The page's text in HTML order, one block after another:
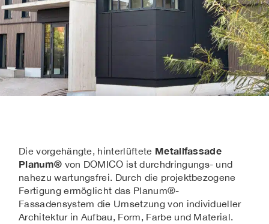
Die vorgehängte, hinterlüftete Metallfassade
Planum® von DOMICO ist durchdringungs- und
nahezu wartungsfrei. Durch die projektbezogene
Fertigung ermöglicht das Planum®-
Fassadensystem die Umsetzung von individueller
Architektur in Aufbau, Form, Farbe und Material.